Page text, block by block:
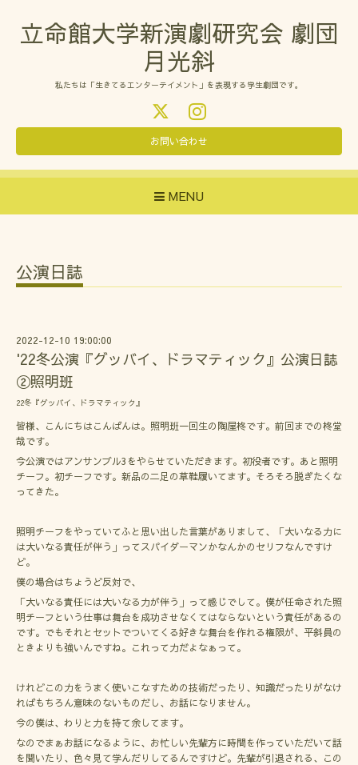
立命館大学新演劇研究会 劇団
月光斜
私たちは「生きてるエンターテイメント」を表現する学生劇団です。
お問い合わせ
MENU
公演日誌
2022-12-10 19:00:00
'22冬公演『グッバイ、ドラマティック』公演日誌
②照明班
22冬『グッバイ、ドラマティック』
皆様、こんにちはこんばんは。照明班一回生の陶屋柊です。前回までの柊堂
哉です。
今公演ではアンサンブル3をやらせていただきます。初役者です。あと照明
チーフ。初チーフです。新品の二足の草鞋履いてます。そろそろ脱ぎたくな
ってきた。
照明チーフをやっていてふと思い出した言葉がありまして、「大いなる力に
は大いなる責任が伴う」ってスパイダーマンかなんかのセリフなんですけ
ど。
僕の場合はちょうど反対で、
「大いなる責任には大いなる力が伴う」って感じでして。僕が任命された照
明チーフという仕事は舞台を成功させなくてはならないという責任があるの
です。でもそれとセットでついてくる好きな舞台を作れる権限が、平斜員の
ときよりも強いんですね。これって力だよなぁって。
けれどこの力をうまく使いこなすための技術だったり、知識だったりがなけ
ればもちろん意味のないものだし、お話になりません。
今の僕は、わりと力を持て余してます。
なのでまぁお話になるように、お忙しい先輩方に時間を作っていただいて話
を聞いたり、色々見て学んだりしてるんですけど。先輩が引退される、この